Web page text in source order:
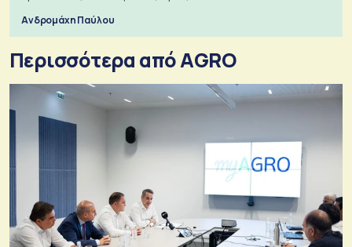
Ανδρομάχη Παύλου
Περισσότερα από AGRO